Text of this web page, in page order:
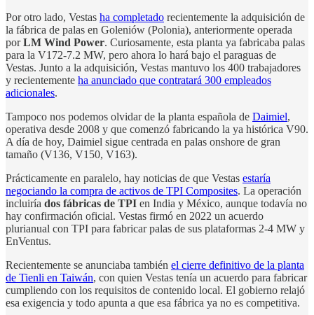
Por otro lado, Vestas ha completado recientemente la adquisición de
la fábrica de palas en Goleniów (Polonia), anteriormente operada
porLM Wind Power. Curiosamente, esta planta ya fabricaba palas
para la V172-7.2 MW, pero ahora lo hará bajo el paraguas de
Vestas. Junto a la adquisición, Vestas mantuvo los 400 trabajadores
y recientemente ha anunciado que contratará 300 empleados
adicionales.
Tampoco nos podemos olvidar de la planta española de Daimiel,
operativa desde 2008 y que comenzó fabricando la ya histórica V90.
A día de hoy, Daimiel sigue centrada en palas onshore de gran
tamaño (V136, V150, V163).
Prácticamente en paralelo, hay noticias de que Vestas estaría
negociando la compra de activos de TPI Composites. La operación
incluiría dos fábricas de TPI en India y México, aunque todavía no
hay confirmación oficial. Vestas firmó en 2022 un acuerdo
plurianual con TPI para fabricar palas de sus plataformas 2-4 MW y
EnVentus.
Recientemente se anunciaba también el cierre definitivo de la planta
de Tienli en Taiwán, con quien Vestas tenía un acuerdo para fabricar
cumpliendo con los requisitos de contenido local. El gobierno relajó
esa exigencia y todo apunta a que esa fábrica ya no es competitiva.